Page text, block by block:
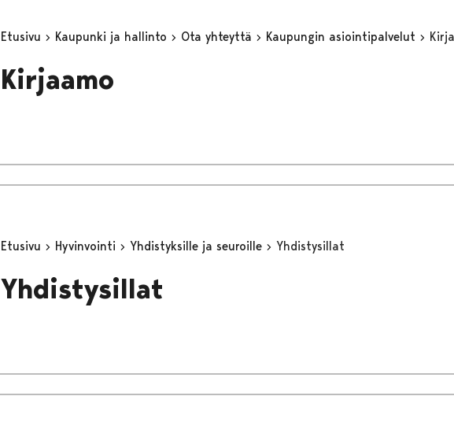
Etusivu Kaupunki ja hallinto Ota yhteyttä Kaupungin asiointipalvelut
Kirjaamo
Etusivu Hyvinvointi Yhdistyksille ja seuroille Yhdistysillat
Yhdistysillat